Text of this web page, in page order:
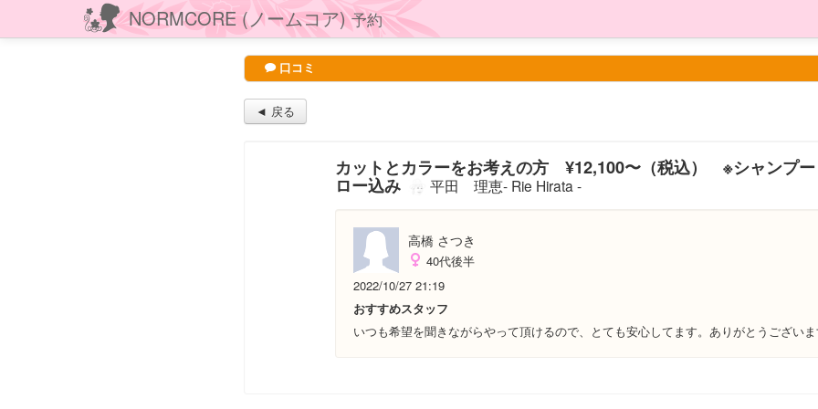
NORMCORE (ノームコア)予約
口コミ
◄ 戻る
カットとカラーをお考えの方 ¥12,100〜（税込） ※シャンプ
ロー込み 平田 理恵- Rie Hirata -
高橋 さつき
40代後半
2022/10/27 21:19
おすすめスタッフ
いつも希望を聞きながらやって頂けるので、とても安心してます。ありがとうござい